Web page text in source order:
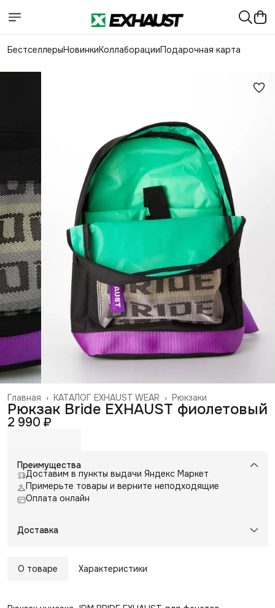
БестселлерыНовинкиКоллаборацииПодарочная карта
Рюкзаки
КАТАЛОГ EXHAUST WEAR ›
Главная ›
Рюкзак Bride EXHAUST фиолетовый
2 990 ₽
Преимущества
Доставим в пункты выдачи Яндекс Маркет
Примерьте товары и верните неподходящие
Оплата онлайн
Доставка
О товаре Характеристики